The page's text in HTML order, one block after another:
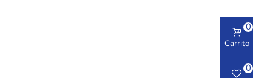
Carrito
0
0